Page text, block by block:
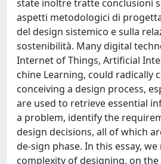
state inoltre tratte conclusioni
aspetti metodologici di
del design sistemico e sulla
sostenibilità. Many digital
Internet of Things, Artiﬁcial
chine Learning, could radically
conceiving a design process,
are used to retrieve essential
a problem, identify the
design decisions, all of which
de-sign phase. In this essay,
complexity of designing, on